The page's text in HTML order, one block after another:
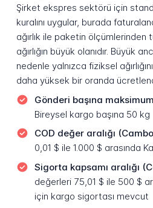
Şirket ekspres sektörü için
kuralını uygular, burada
ağırlık ile paketin
ağırlığın büyük olanıdır. Büyük
nedenle yalnızca fiziksel
daha yüksek bir oranda
Gönderi başına
Bireysel kargo başına 50 kg
COD değer aralığı
0,01 $ ile 1.000 $ arasında
Sigorta kapsamı aralığı
değerleri 75,01 $ ile 500 $
için kargo sigortası mevcut